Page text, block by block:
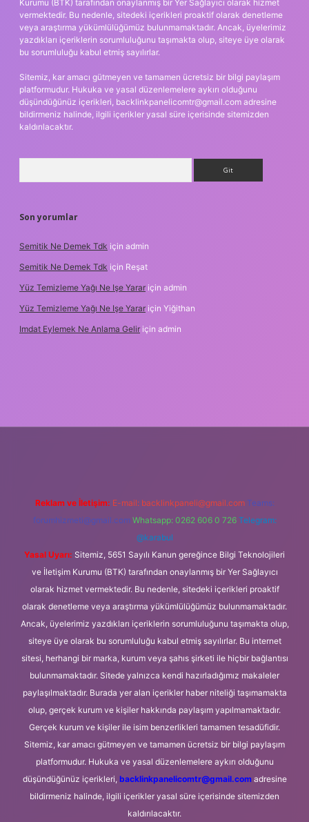
Kurumu (BTK) tarafından onaylanmış bir Yer Sağlayıcı olarak hizmet
vermektedir. Bu nedenle, sitedeki içerikleri proaktif olarak denetleme
veya araştırma yükümlülüğümüz bulunmamaktadır. Ancak, üyelerimiz
yazdıkları içeriklerin sorumluluğunu taşımakta olup, siteye üye olarak
bu sorumluluğu kabul etmiş sayılırlar.
Sitemiz, kar amacı gütmeyen ve tamamen ücretsiz bir bilgi paylaşım
platformudur. Hukuka ve yasal düzenlemelere aykırı olduğunu
düşündüğünüz içerikleri, backlinkpanelicomtr@gmail.com adresine
bildirmeniz halinde, ilgili içerikler yasal süre içerisinde sitemizden
kaldırılacaktır.
Son yorumlar
Semitik Ne Demek Tdk için admin
Semitik Ne Demek Tdk için Reşat
Yüz Temizleme Yağı Ne Işe Yarar için admin
Yüz Temizleme Yağı Ne Işe Yarar için Yiğithan
Imdat Eylemek Ne Anlama Gelir için admin
Reklam ve İletişim: E-mail: backlinkpaneli@gmail.com Teams:
forumhizmeti@gmail.com Whatsapp: 0262 606 0 726 Telegram:
@karabul
Yasal Uyarı: Sitemiz, 5651 Sayılı Kanun gereğince Bilgi Teknolojileri
ve İletişim Kurumu (BTK) tarafından onaylanmış bir Yer Sağlayıcı
olarak hizmet vermektedir. Bu nedenle, sitedeki içerikleri proaktif
olarak denetleme veya araştırma yükümlülüğümüz bulunmamaktadır.
Ancak, üyelerimiz yazdıkları içeriklerin sorumluluğunu taşımakta olup,
siteye üye olarak bu sorumluluğu kabul etmiş sayılırlar. Bu internet
sitesi, herhangi bir marka, kurum veya şahıs şirketi ile hiçbir bağlantısı
bulunmamaktadır. Sitede yalnızca kendi hazırladığımız makaleler
paylaşılmaktadır. Burada yer alan içerikler haber niteliği taşımamakta
olup, gerçek kurum ve kişiler hakkında paylaşım yapılmamaktadır.
Gerçek kurum ve kişiler ile isim benzerlikleri tamamen tesadüfidir.
Sitemiz, kar amacı gütmeyen ve tamamen ücretsiz bir bilgi paylaşım
platformudur. Hukuka ve yasal düzenlemelere aykırı olduğunu
düşündüğünüz içerikleri, backlinkpanelicomtr@gmail.comadresine
bildirmeniz halinde, ilgili içerikler yasal süre içerisinde sitemizden
kaldırılacaktır.